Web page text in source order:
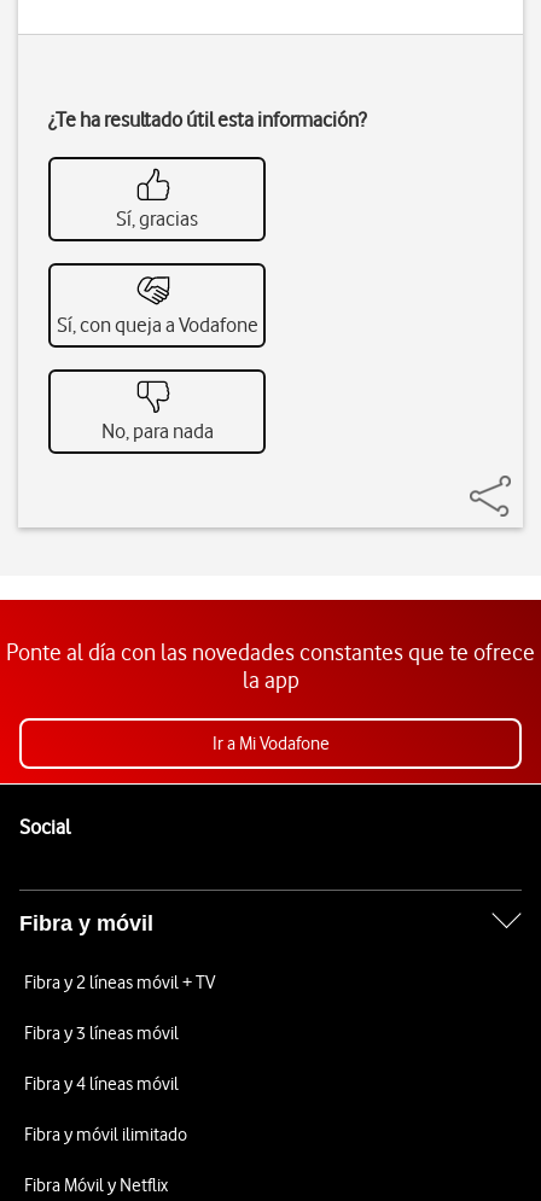
¿Te ha resultado útil esta información?
Sí, gracias
Sí, con queja a Vodafone
No, para nada
Ponte al día con las novedades constantes que te ofrece
la app
Ir a Mi Vodafone
SocialEnlaces a las redes sociales de Vodafone
Fibra y móvil
Fibra y 2 líneas móvil + TV
Fibra y 3 líneas móvil
Fibra y 4 líneas móvil
Fibra y móvil ilimitado
Fibra Móvil y Netflix